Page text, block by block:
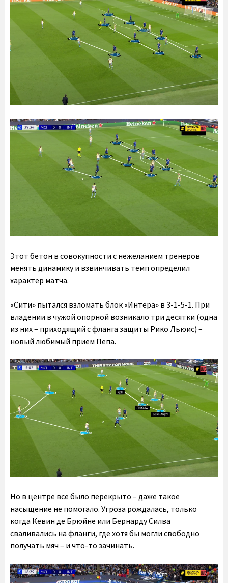
Этот бетон в совокупности с нежеланием тренеров
менять динамику и взвинчивать темп определил
характер матча.
«Сити» пытался взломать блок «Интера» в 3-1-5-1. При
владении в чужой опорной возникало три десятки (одна
из них – приходящий с фланга защиты Рико Льюис) –
новый любимый прием Пепа.
Но в центре все было перекрыто – даже такое
насыщение не помогало. Угроза рождалась, только
когда Кевин де Брюйне или Бернарду Силва
сваливались на фланги, где хотя бы могли свободно
получать мяч – и что-то зачинать.